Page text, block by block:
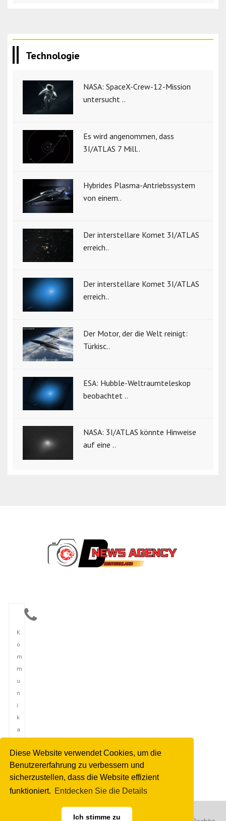
Diese Website verwendet Cookies, um die
Benutzererfahrung zu verbessern und
sicherzustellen, dass die Website effizient
funktioniert. Entdecken Sie die Details
Ich stimme zu
Technologie
NASA: SpaceX-Crew-12-Mission
untersucht ..
Es wird angenommen, dass
3I/ATLAS 7 Mill..
Hybrides Plasma-Antriebssystem
von einem..
Der interstellare Komet 3I/ATLAS
erreich..
Der interstellare Komet 3I/ATLAS
erreich..
Der Motor, der die Welt reinigt:
Türkisc..
ESA: Hubble-Weltraumteleskop
beobachtet ..
NASA: 3I/ATLAS könnte Hinweise
auf eine ..
K
o
m
m
u
n
i
k
a
i
o
n